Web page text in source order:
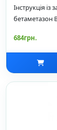
Інструкція
бетаметазон
684грн.